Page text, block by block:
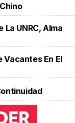
La UNRC, Alma
En El